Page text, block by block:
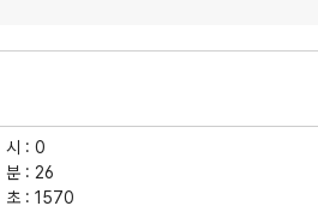
: 0
: 26
: 1570